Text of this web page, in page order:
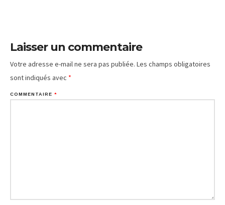
Laisser un commentaire
Votre adresse e-mail ne sera pas publiée. Les champs obligatoires
sont indiqués avec *
COMMENTAIRE *